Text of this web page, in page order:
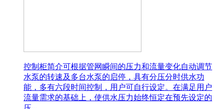
控制柜简介可根据管网瞬间的压力和流量变化自动调节
水泵的转速及多台水泵的启停，具有分压分时供水功
能，多有六段时间控制，用户可自行设定。在满足用户
流量需求的基础上，使供水压力始终恒定在预先设定的